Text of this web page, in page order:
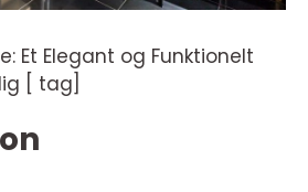
Et Elegant og Funktionelt
[ tag]